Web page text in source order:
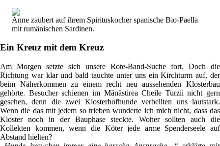
Anne zaubert auf ihrem Spirituskocher spanische Bio-Paella
mit rumänischen Sardinen.
Ein Kreuz mit dem Kreuz
Am Morgen setzte sich unsere Rote-Band-Suche fort. Doch die
Richtung war klar und bald tauchte unter uns ein Kirchturm auf, der
beim Näherkommen zu einem recht neu aussehenden Klosterbau
gehörte. Besucher schienen im Mănăstirea Cheile Turzii nicht gern
gesehen, denn die zwei Klosterhofhunde verbellten uns lautstark.
Wenn die das mit jedem so trieben wunderte ich mich nicht, dass das
Kloster noch in der Bauphase steckte. Woher sollten auch die
Kollekten kommen, wenn die Köter jede arme Spenderseele auf
Abstand hielten?